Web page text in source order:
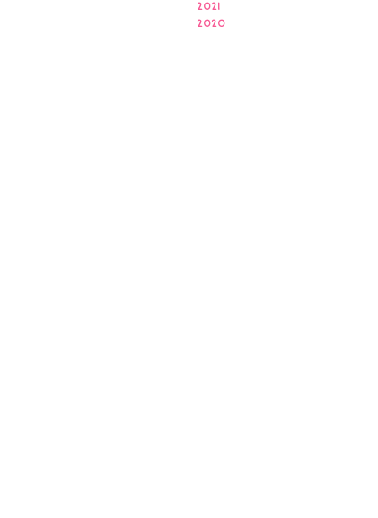
2021
2020